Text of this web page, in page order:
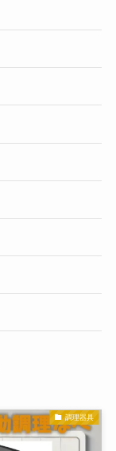
調理器具